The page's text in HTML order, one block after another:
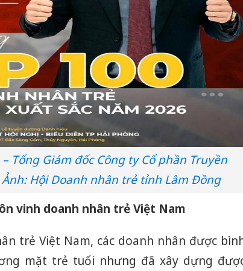
Tổng Giám đốc Công ty Cổ phần Truyền
Hội Doanh nhân trẻ tỉnh Lâm Đồng
vinh doanh nhân trẻ Việt Nam
trẻ Việt Nam, các doanh nhân được
mặt trẻ tuổi nhưng đã xây dựng